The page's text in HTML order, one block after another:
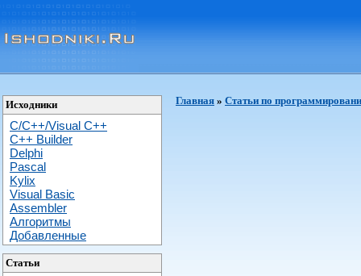
Исходники
C/C++/Visual C++
С++ Builder
Delphi
Pascal
Kylix
Visual Basic
Assembler
Алгоритмы
Добавленные
Статьи
Главная » Статьи по